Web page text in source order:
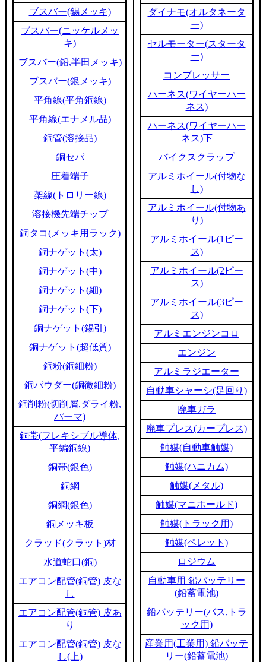
ブスバー(錫メッキ)
ブスバー(ニッケルメッ
キ)
ブスバー(鉛,半田メッキ)
ブスバー(銀メッキ)
平角線(平角銅線)
平角線(エナメル品)
銅管(溶接品)
銅セパ
圧着端子
架線(トロリー線)
溶接機先端チップ
銅タコ(メッキ用ラック)
銅ナゲット(太)
銅ナゲット(中)
銅ナゲット(細)
銅ナゲット(下)
銅ナゲット(錫引)
銅ナゲット(超低質)
銅粉(銅細粉)
銅パウダー(銅微細粉)
銅削粉(切削屑,ダライ粉,
パーマ)
銅帯(フレキシブル導体,
平編銅線)
銅帯(銀色)
銅網
銅網(銀色)
銅メッキ板
クラッド(クラット)材
水道蛇口(銅)
エアコン配管(銅管) 皮な
し
エアコン配管(銅管) 皮あ
り
エアコン配管(銅管) 皮な
し(上)
ダイナモ(オルタネータ
ー)
セルモーター(スタータ
ー)
コンプレッサー
ハーネス(ワイヤーハー
ネス)
ハーネス(ワイヤーハー
ネス)下
バイクスクラップ
アルミホイール(付物な
し)
アルミホイール(付物あ
り)
アルミホイール(1ピー
ス)
アルミホイール(2ピー
ス)
アルミホイール(3ピー
ス)
アルミエンジンコロ
エンジン
アルミラジエーター
自動車シャーシ(足回り)
廃車ガラ
廃車プレス(カープレス)
触媒(自動車触媒)
触媒(ハニカム)
触媒(メタル)
触媒(マニホールド)
触媒(トラック用)
触媒(ペレット)
ロジウム
自動車用 鉛バッテリー
(鉛蓄電池)
鉛バッテリー(バス,トラ
ック用)
産業用(工業用) 鉛バッテ
リー(鉛蓄電池)